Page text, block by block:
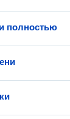
полностью